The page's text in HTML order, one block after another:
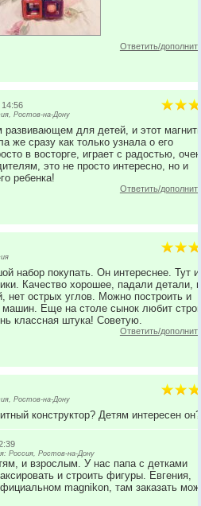
Ответить/
Ростов-на-Дону
для детей, и этот
же сразу как только узнала о его
в восторге, играет с радостью,
это не просто интересно, но и
ребенка!
Ответить/
набор покупать. Он интереснее. Тут и
Качество хорошее, падали детали,
нет острых углов. Можно построить и
машин. Еще на столе сынок любит
классная штука! Советую.
Ответить/
Ростов-на-Дону
конструктор? Детям интересен он?
Россия, Ростов-на-Дону
и взрослым. У нас папа с детками
и строить фигуры. Евгения,
magnikon, там заказать